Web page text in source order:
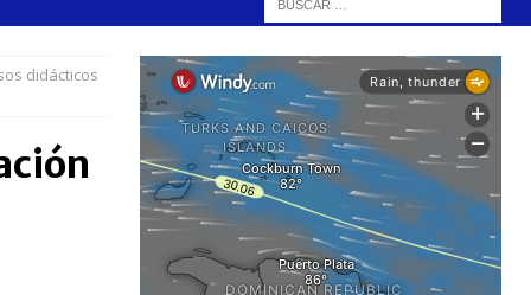
didácticos